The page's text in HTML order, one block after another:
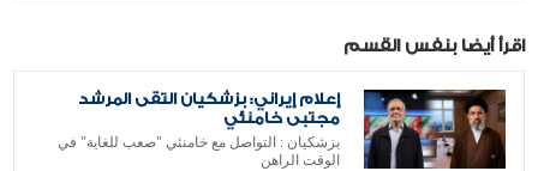
اقرأ أيضا بنفس القسم
إعلام إيراني: بزشكيان التقى المرشد
مجتبى خامنئي
بزشكيان : التواصل مع خامنئي "صعب للغاية" في
الوقت الراهن